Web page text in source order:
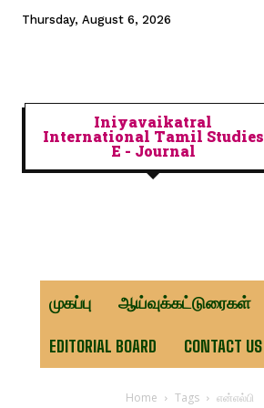
Thursday, August 6, 2026
Iniyavaikatral
International Tamil Studies
E - Journal
முகப்பு ஆய்வுக்கட்டுரைகள்
EDITORIAL BOARD CONTACT US
Home Tags என்எல்பி